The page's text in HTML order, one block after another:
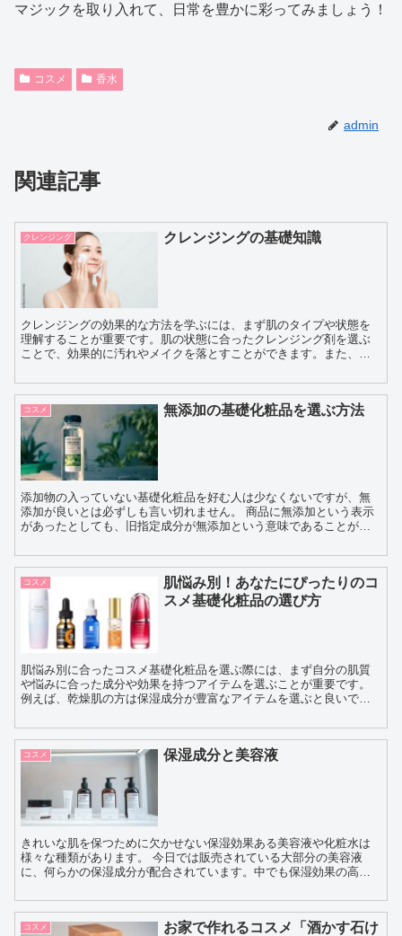
マジックを取り入れて、日常を豊かに彩ってみましょう！
コスメ 香水
admin
関連記事
クレンジング クレンジングの基礎知識
クレンジングの効果的な方法を学ぶには、まず肌のタイプや状態を
理解することが重要です。肌の状態に合ったクレンジング剤を選ぶ
ことで、効果的に汚れやメイクを落とすことができます。また、ク
コスメ 無添加の基礎化粧品を選ぶ方法
添加物の入っていない基礎化粧品を好む人は少なくないですが、無
添加が良いとは必ずしも言い切れません。 商品に無添加という表示
があったとしても、旧指定成分が無添加という意味であることが多
コスメ
肌悩み別！あなたにぴったりのコ
スメ基礎化粧品の選び方
肌悩み別に合ったコスメ基礎化粧品を選ぶ際には、まず自分の肌質
や悩みに合った成分や効果を持つアイテムを選ぶことが重要です。
例えば、乾燥肌の方は保湿成分が豊富なアイテムを選ぶと良いでし
コスメ 保湿成分と美容液
きれいな肌を保つために欠かせない保湿効果ある美容液や化粧水は
様々な種類があります。 今日では販売されている大部分の美容液
に、何らかの保湿成分が配合されています。中でも保湿効果の高い
コスメ
お家で作れるコスメ「酒かす石け